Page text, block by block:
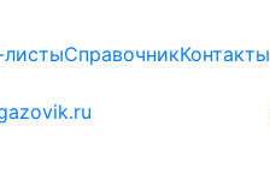
СправочникКонтакты